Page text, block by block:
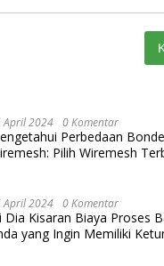
April 2024 0 Komentar
Perbedaan
Pilih Wiremesh
April 2024 0 Komentar
Dia Kisaran Biaya Proses
yang Ingin Memiliki